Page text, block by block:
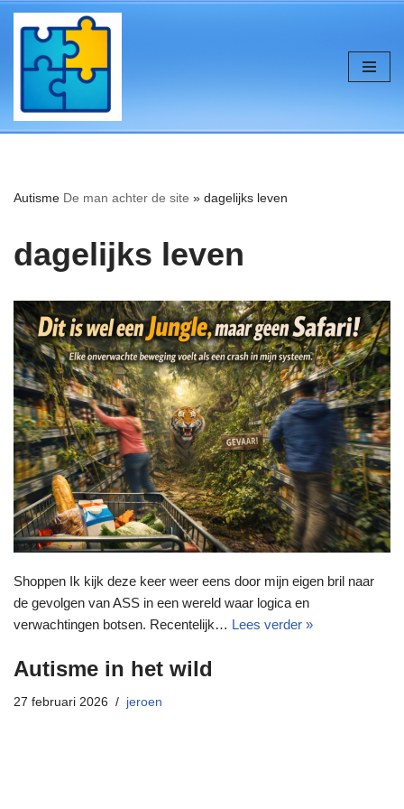
de
inhoud
naar
inhoud
Autisme De man achter de site » dagelijks leven
dagelijks leven
Shoppen Ik kijk deze keer weer eens door mijn eigen bril naar
de gevolgen van ASS in een wereld waar logica en
verwachtingen botsen. Recentelijk… Lees verder »
Autisme in het wild
27 februari 2026 jeroen